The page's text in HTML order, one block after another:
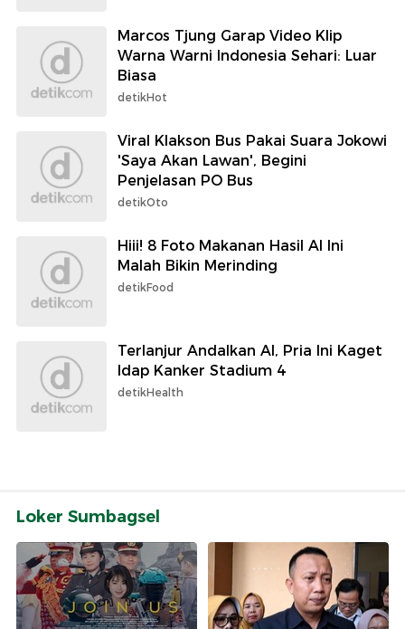
Marcos Tjung Garap Video Klip
Warna Warni Indonesia Sehari: Luar
Biasa
detikHot
Viral Klakson Bus Pakai Suara Jokowi
'Saya Akan Lawan', Begini
Penjelasan PO Bus
detikOto
Hiii! 8 Foto Makanan Hasil AI Ini
Malah Bikin Merinding
detikFood
Terlanjur Andalkan AI, Pria Ini Kaget
Idap Kanker Stadium 4
detikHealth
Loker Sumbagsel